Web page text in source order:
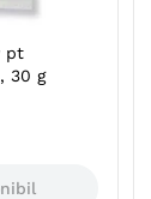
pt
30 g